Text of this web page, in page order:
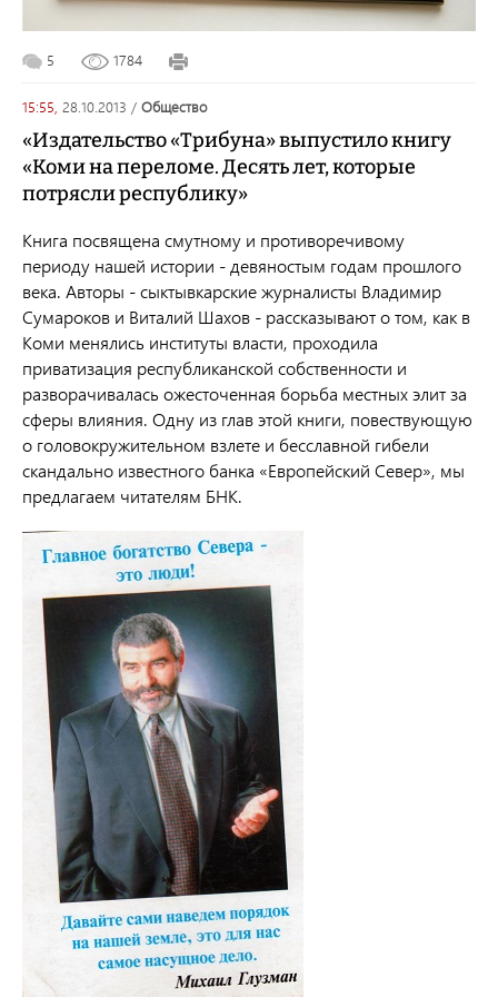
5 1784
15:55, 28.10.2013 / общество
«Издательство «Трибуна» выпустило книгу
«Коми на переломе. Десять лет, которые
потрясли республику»
Книга посвящена смутному и противоречивому
периоду нашей истории - девяностым годам прошлого
века. Авторы - сыктывкарские журналисты Владимир
Сумароков и Виталий Шахов - рассказывают о том, как в
Коми менялись институты власти, проходила
приватизация республиканской собственности и
разворачивалась ожесточенная борьба местных элит за
сферы влияния. Одну из глав этой книги, повествующую
о головокружительном взлете и бесславной гибели
скандально известного банка «Европейский Север», мы
предлагаем читателям БНК.